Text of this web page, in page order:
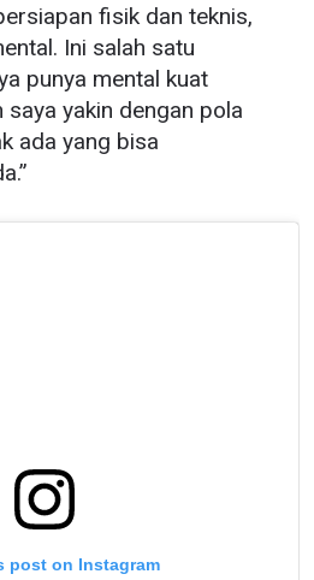
fisik dan teknis,
Ini salah satu
punya mental kuat
saya yakin dengan pola
ada yang bisa
post on Instagram